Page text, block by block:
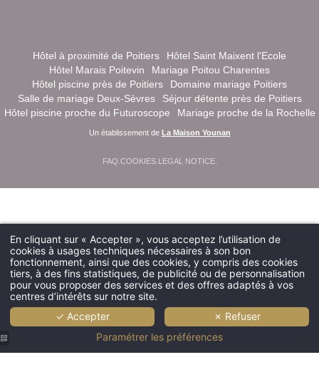
Hôtel à proximité de Poitiers
Hôtel Saint Maixent l'Ecole
Hôtel Marais Poitevin
Mariage Poitou Charentes
Hôtel piscine près de Poitiers
Domaine mariage Poitiers
Salle de mariage Deux-Sèvres
Séjour détente près de Poitiers
Hôtel piscine proche du Futuroscope
Mariage proche de la Rochelle
Un établissement de La Maison Younan
FAQ COOKIES. LEGAL NOTICE.
En cliquant sur « Accepter », vous acceptez l’utilisation de
cookies à usages techniques nécessaires à son bon
fonctionnement, ainsi que des cookies, y compris des cookies
tiers, à des fins statistiques, de publicité ou de personnalisation
pour vous proposer des services et des offres adaptés à vos
centres d’intérêts sur notre site.
✓ Accepter
✗ Refuser
Paramétrer les préférences